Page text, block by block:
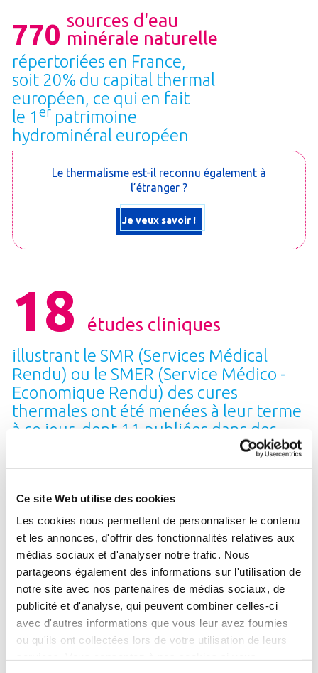
Ce site Web utilise des cookies
Les cookies nous permettent de personnaliser le contenu
et les annonces, d'offrir des fonctionnalités relatives aux
médias sociaux et d'analyser notre trafic. Nous
partageons également des informations sur l'utilisation de
notre site avec nos partenaires de médias sociaux, de
publicité et d'analyse, qui peuvent combiner celles-ci
avec d'autres informations que vous leur avez fournies
ou qu'ils ont collectées lors de votre utilisation de leurs
770 sources d'eau
minérale naturelle
répertoriées en France,
soit 20% du capital thermal
européen, ce qui en fait
le 1 erpatrimoine
hydrominéral européen
Le thermalisme est-il reconnu également à
l’étranger ?
Je veux savoir !
18 études cliniques
illustrant le SMR (Services Médical
Rendu) ou le SMER (Service Médico -
Economique Rendu) des cures
thermales ont été menées à leur terme
à ce jour, dont 11 publiées dans des
Je veux savoir !
100 000 emplois
directs, indirects ou induits
dépendent du thermalisme